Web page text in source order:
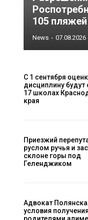
105
News - 07.08.2026
С 1 сентября
дисциплину будут
17 школах
края
Приезжий
руслом ручья и
склоне горы под
Геленджиком
Адвокат
условия получения